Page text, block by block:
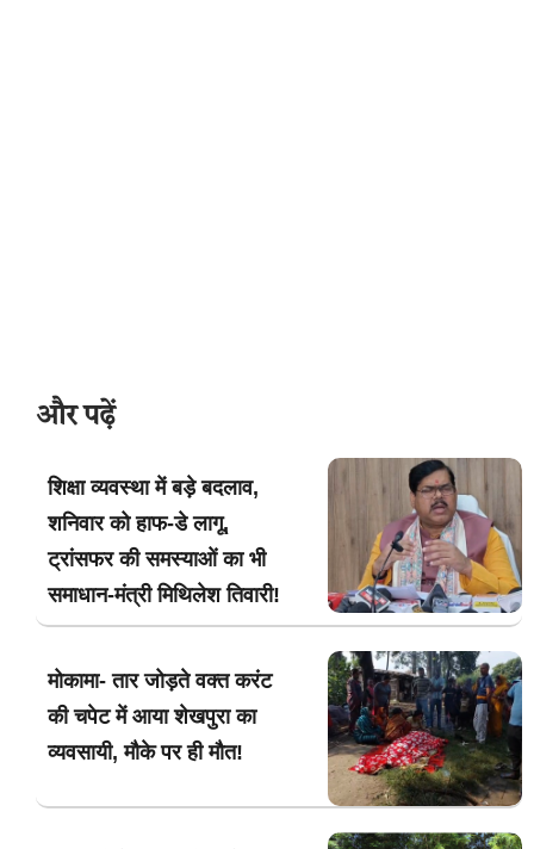
और पढ़ें
शिक्षा व्यवस्था में बड़े बदलाव,
शनिवार को हाफ-डे लागू,
ट्रांसफर की समस्याओं का भी
समाधान-मंत्री मिथिलेश तिवारी!
मोकामा- तार जोड़ते वक्त करंट
की चपेट में आया शेखपुरा का
व्यवसायी, मौके पर ही मौत!